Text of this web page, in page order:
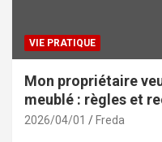
VIE PRATIQUE
Mon propriétaire
meublé : règles et
2026/04/01 Freda